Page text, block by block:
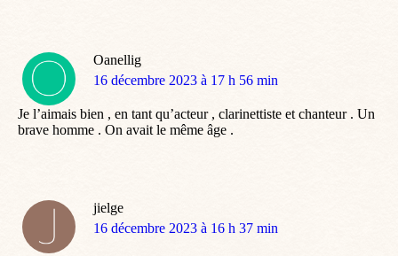
Oanellig
dit
16 décembre 2023 à 17 h 56 min
Je l’aimais bien , en tant qu’acteur , clarinettiste et chanteur . Un
brave homme . On avait le même âge .
jielge
dit
16 décembre 2023 à 16 h 37 min